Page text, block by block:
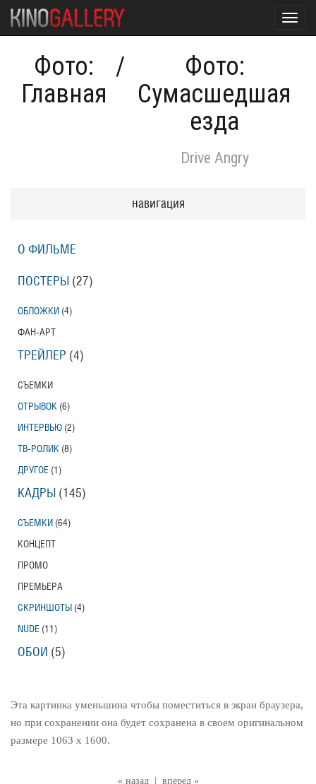
Фото:
Главная
/
Фото:
Сумасшедшая
езда
Drive Angry
« назад
вперед »
Эта картинка уменьшина чтобы поместиться в экран браузера,
но при сохранении она будет сохранена в своем оригинальном
размере 1063 x 1600.
навигация
О ФИЛЬМЕ
ПОСТЕРЫ (27)
ОБЛОЖКИ (4)
ФАН-АРТ
ТРЕЙЛЕР (4)
СЪЕМКИ
ОТРЫВОК (6)
ИНТЕРВЬЮ (2)
ТВ-РОЛИК (8)
ДРУГОЕ (1)
КАДРЫ (145)
СЪЕМКИ (64)
КОНЦЕПТ
ПРОМО
ПРЕМЬЕРА
СКРИНШОТЫ (4)
NUDE (11)
ОБОИ (5)